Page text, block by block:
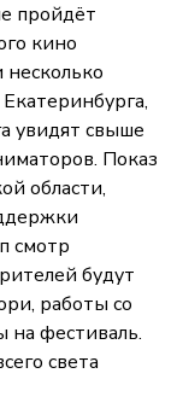
пройдёт
кино
увидят свыше
Показ
области,
смотр
будут
работы со
на фестиваль.
света